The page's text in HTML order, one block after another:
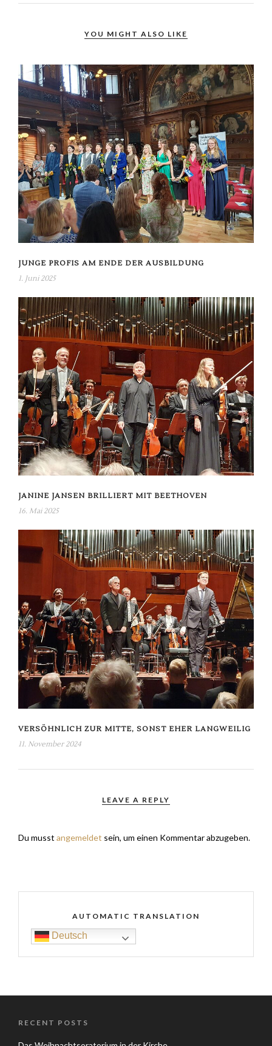
YOU MIGHT ALSO LIKE
JUNGE PROFIS AM ENDE DER AUSBILDUNG
1. Juni 2025
JANINE JANSEN BRILLIERT MIT BEETHOVEN
16. Mai 2025
VERSÖHNLICH ZUR MITTE, SONST EHER LANGWEILIG
11. November 2024
LEAVE A REPLY
Du musst angemeldet sein, um einen Kommentar abzugeben.
AUTOMATIC TRANSLATION
Deutsch
RECENT POSTS